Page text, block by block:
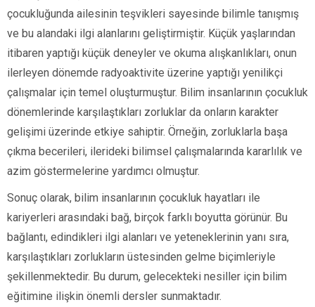
çocukluğunda ailesinin teşvikleri sayesinde bilimle tanışmış
ve bu alandaki ilgi alanlarını geliştirmiştir. Küçük yaşlarından
itibaren yaptığı küçük deneyler ve okuma alışkanlıkları, onun
ilerleyen dönemde radyoaktivite üzerine yaptığı yenilikçi
çalışmalar için temel oluşturmuştur. Bilim insanlarının çocukluk
dönemlerinde karşılaştıkları zorluklar da onların karakter
gelişimi üzerinde etkiye sahiptir. Örneğin, zorluklarla başa
çıkma becerileri, ilerideki bilimsel çalışmalarında kararlılık ve
azim göstermelerine yardımcı olmuştur.
Sonuç olarak, bilim insanlarının çocukluk hayatları ile
kariyerleri arasındaki bağ, birçok farklı boyutta görünür. Bu
bağlantı, edindikleri ilgi alanları ve yeteneklerinin yanı sıra,
karşılaştıkları zorlukların üstesinden gelme biçimleriyle
şekillenmektedir. Bu durum, gelecekteki nesiller için bilim
eğitimine ilişkin önemli dersler sunmaktadır.